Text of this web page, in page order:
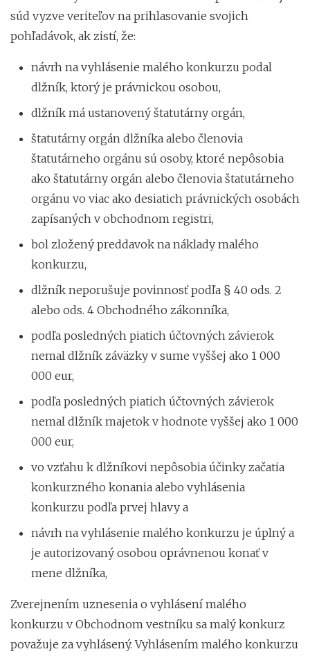
súd vyzve veriteľov na prihlasovanie svojich
pohľadávok, ak zistí, že:
návrh na vyhlásenie malého konkurzu podal
dlžník, ktorý je právnickou osobou,
dlžník má ustanovený štatutárny orgán,
štatutárny orgán dlžníka alebo členovia
štatutárneho orgánu sú osoby, ktoré nepôsobia
ako štatutárny orgán alebo členovia štatutárneho
orgánu vo viac ako desiatich právnických osobách
zapísaných v obchodnom registri,
bol zložený preddavok na náklady malého
konkurzu,
dlžník neporušuje povinnosť podľa § 40 ods. 2
alebo ods. 4 Obchodného zákonníka,
podľa posledných piatich účtovných závierok
nemal dlžník záväzky v sume vyššej ako 1 000
000 eur,
podľa posledných piatich účtovných závierok
nemal dlžník majetok v hodnote vyššej ako 1 000
000 eur,
vo vzťahu k dlžníkovi nepôsobia účinky začatia
konkurzného konania alebo vyhlásenia
konkurzu podľa prvej hlavy a
návrh na vyhlásenie malého konkurzu je úplný a
je autorizovaný osobou oprávnenou konať v
mene dlžníka,
Zverejnením uznesenia o vyhlásení malého
konkurzu v Obchodnom vestníku sa malý konkurz
považuje za vyhlásený. Vyhlásením malého konkurzu